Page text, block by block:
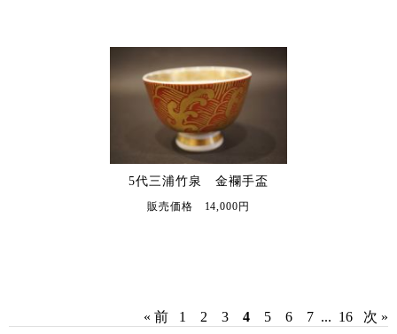
5代三浦竹泉 金襴手盃
販売価格 14,000円
« 前 1 2 3 4 5 6 7 ... 16 次 »